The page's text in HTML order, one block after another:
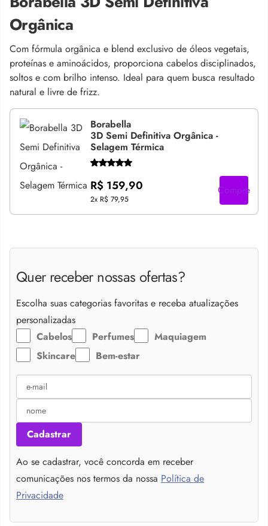
Orgânica
Com fórmula orgânica e blend exclusivo de óleos vegetais,
proteínas e aminoácidos, proporciona cabelos disciplinados,
soltos e com brilho intenso. Ideal para quem busca resultado
natural e livre de frizz.
Borabella
3D Semi Definitiva Orgânica -
Selagem Térmica
R$ 159,90
2x R$ 79,95
Compre
Quer receber nossas ofertas?
Escolha suas categorias favoritas e receba atualizações
personalizadas
Cabelos
Perfumes
Maquiagem
Skincare
Bem-estar
Cadastrar
Ao se cadastrar, você concorda em receber
comunicações nos termos da nossa Política de
Privacidade